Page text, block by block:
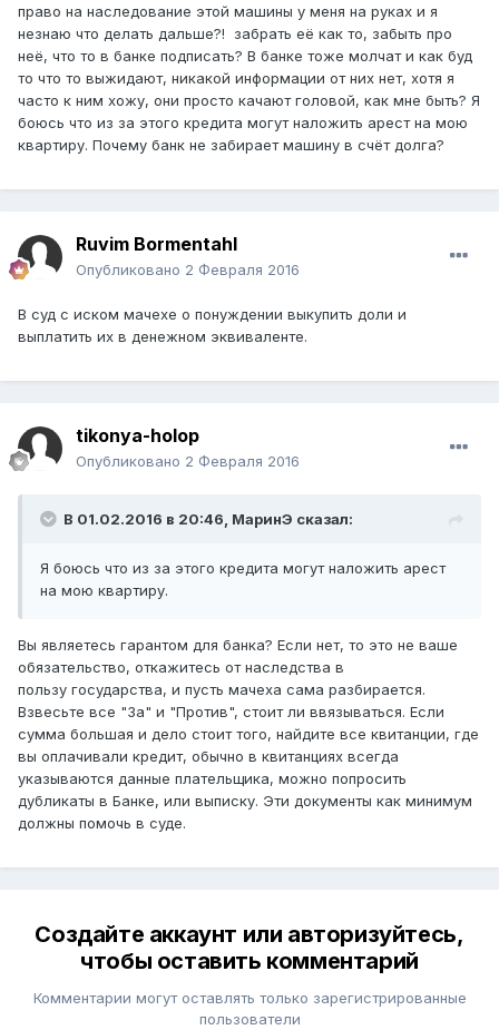
право на наследование этой машины у меня на руках и я
незнаю что делать дальше?! забрать её как то, забыть про
неё, что то в банке подписать? В банке тоже молчат и как буд
то что то выжидают, никакой информации от них нет, хотя я
часто к ним хожу, они просто качают головой, как мне быть? Я
боюсь что из за этого кредита могут наложить арест на мою
квартиру. Почему банк не забирает машину в счёт долга?
Ruvim Bormentahl
Опубликовано 2 Февраля 2016
В суд с иском мачехе о понуждении выкупить доли и
выплатить их в денежном эквиваленте.
tikonya-holop
Опубликовано 2 Февраля 2016
В 01.02.2016 в 20:46, МаринЭ сказал:
Я боюсь что из за этого кредита могут наложить арест
на мою квартиру.
Вы являетесь гарантом для банка? Если нет, то это не ваше
обязательство, откажитесь от наследства в
пользу государства, и пусть мачеха сама разбирается.
Взвесьте все "За" и "Против", стоит ли ввязываться. Если
сумма большая и дело стоит того, найдите все квитанции, где
вы оплачивали кредит, обычно в квитанциях всегда
указываются данные плательщика, можно попросить
дубликаты в Банке, или выписку. Эти документы как минимум
должны помочь в суде.
Создайте аккаунт или авторизуйтесь,
чтобы оставить комментарий
Комментарии могут оставлять только зарегистрированные
пользователи